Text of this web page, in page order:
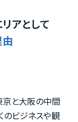
アとして
京と大阪の中間
のビジネスや観